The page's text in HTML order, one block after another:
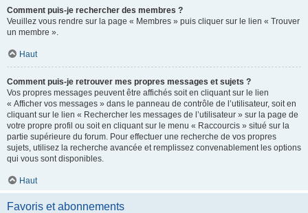
Comment puis-je rechercher des membres ?
Veuillez vous rendre sur la page « Membres » puis cliquer sur le lien « Trouver
un membre ».
Haut
Comment puis-je retrouver mes propres messages et sujets ?
Vos propres messages peuvent être affichés soit en cliquant sur le lien
« Afficher vos messages » dans le panneau de contrôle de l’utilisateur, soit en
cliquant sur le lien « Rechercher les messages de l’utilisateur » sur la page de
votre propre profil ou soit en cliquant sur le menu « Raccourcis » situé sur la
partie supérieure du forum. Pour effectuer une recherche de vos propres
sujets, utilisez la recherche avancée et remplissez convenablement les options
qui vous sont disponibles.
Haut
Favoris et abonnements